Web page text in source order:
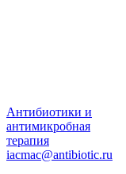
Антибиотики и
антимикробная
терапия
iacmac@antibiotic.ru